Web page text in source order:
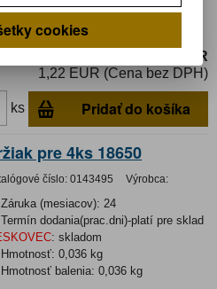
na batérie, článku 18650 do
spoja
1,50 EUR
1,22 EUR (Cena bez DPH)
ks Pridať do košíka
pre 4ks 18650
číslo: 0143495 Výrobca:
Záruka (mesiacov): 24
Termín dodania(prac.dni)-platí pre sklad
: skladom
Hmotnosť:0,036 kg
Hmotnosť balenia:0,036 kg
cookies